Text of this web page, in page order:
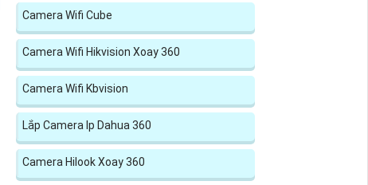
Camera Wifi Cube
Camera Wifi Hikvision Xoay 360
Camera Wifi Kbvision
Lắp Camera Ip Dahua 360
Camera Hilook Xoay 360